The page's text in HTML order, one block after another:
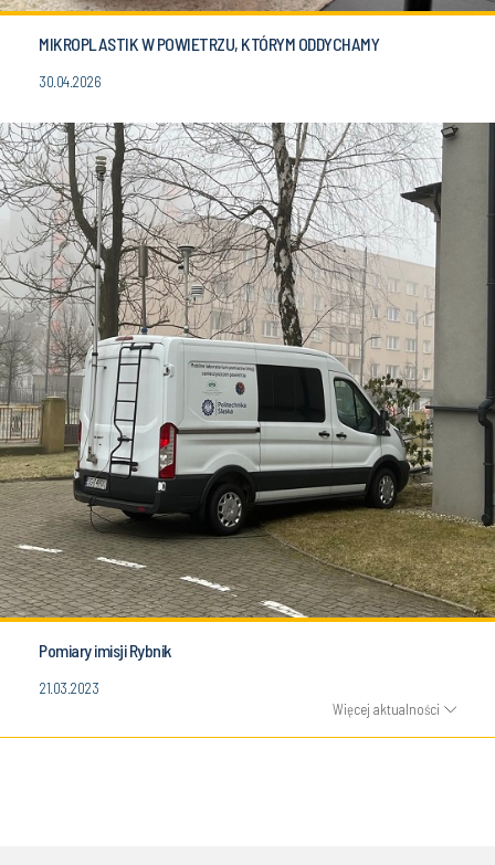
MIKROPLASTIK W POWIETRZU, KTÓRYM ODDYCHAMY
30.04.2026
Pomiary imisji Rybnik
21.03.2023
Więcej aktualności